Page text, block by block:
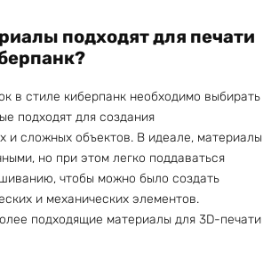
подходят для печати
в стиле киберпанк необходимо выбирать
подходят для создания
и сложных объектов. В идеале, материалы
но при этом легко поддаваться
чтобы можно было создать
и механических элементов.
подходящие материалы для 3D-печати